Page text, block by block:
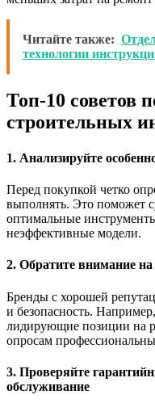
Читайте также:
технологии
Топ-10 советов
строительных
1. Анализируйте
Перед покупкой четко
выполнять. Это поможет
оптимальные
неэффективные модели.
2. Обратите внимание
Бренды с хорошей
и безопасность.
лидирующие позиции на
опросам
3. Проверяйте
обслуживание